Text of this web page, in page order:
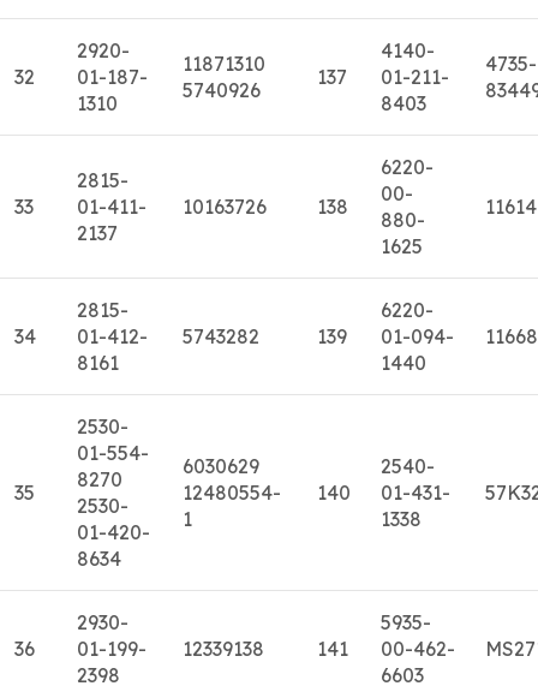
32
2920-
01-187-
1310
11871310
5740926
137
4140-
01-211-
8403
4735-
33
2815-
01-411-
2137
10163726 138
6220-
00-
880-
1625
34
2815-
01-412-
8161
5743282 139
6220-
01-094-
1440
35
2530-
01-554-
8270
2530-
01-420-
8634
6030629
12480554-
1
140
2540-
01-431-
1338
36
2930-
01-199-
2398
12339138 141
5935-
00-462-
6603